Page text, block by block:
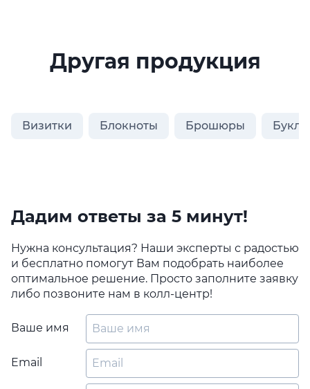
Другая продукция
Визитки Блокноты Брошюры
Дадим ответы за 5 минут!
Нужна консультация? Наши эксперты с радостью
и бесплатно помогут Вам подобрать наиболее
оптимальное решение. Просто заполните заявку
либо позвоните нам в колл-центр!
Ваше имя
Email